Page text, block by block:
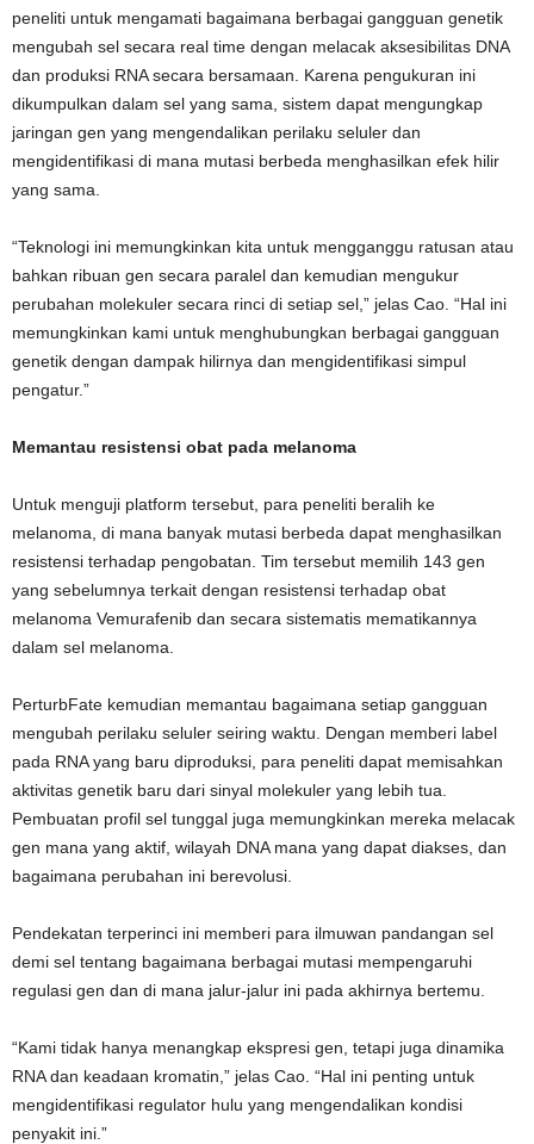
peneliti untuk mengamati bagaimana berbagai gangguan genetik
mengubah sel secara real time dengan melacak aksesibilitas DNA
dan produksi RNA secara bersamaan. Karena pengukuran ini
dikumpulkan dalam sel yang sama, sistem dapat mengungkap
jaringan gen yang mengendalikan perilaku seluler dan
mengidentifikasi di mana mutasi berbeda menghasilkan efek hilir
yang sama.
“Teknologi ini memungkinkan kita untuk mengganggu ratusan atau
bahkan ribuan gen secara paralel dan kemudian mengukur
perubahan molekuler secara rinci di setiap sel,” jelas Cao. “Hal ini
memungkinkan kami untuk menghubungkan berbagai gangguan
genetik dengan dampak hilirnya dan mengidentifikasi simpul
pengatur.”
Memantau resistensi obat pada melanoma
Untuk menguji platform tersebut, para peneliti beralih ke
melanoma, di mana banyak mutasi berbeda dapat menghasilkan
resistensi terhadap pengobatan. Tim tersebut memilih 143 gen
yang sebelumnya terkait dengan resistensi terhadap obat
melanoma Vemurafenib dan secara sistematis mematikannya
dalam sel melanoma.
PerturbFate kemudian memantau bagaimana setiap gangguan
mengubah perilaku seluler seiring waktu. Dengan memberi label
pada RNA yang baru diproduksi, para peneliti dapat memisahkan
aktivitas genetik baru dari sinyal molekuler yang lebih tua.
Pembuatan profil sel tunggal juga memungkinkan mereka melacak
gen mana yang aktif, wilayah DNA mana yang dapat diakses, dan
bagaimana perubahan ini berevolusi.
Pendekatan terperinci ini memberi para ilmuwan pandangan sel
demi sel tentang bagaimana berbagai mutasi mempengaruhi
regulasi gen dan di mana jalur-jalur ini pada akhirnya bertemu.
“Kami tidak hanya menangkap ekspresi gen, tetapi juga dinamika
RNA dan keadaan kromatin,” jelas Cao. “Hal ini penting untuk
mengidentifikasi regulator hulu yang mengendalikan kondisi
penyakit ini.”